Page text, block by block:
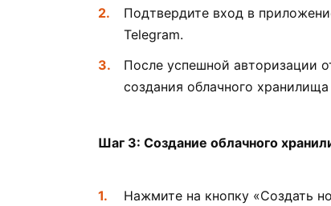
Подтвердите вход в
Telegram.
После успешной авторизации
создания облачного хранилища
Шаг 3: Создание облачного
Нажмите на кнопку «Создать